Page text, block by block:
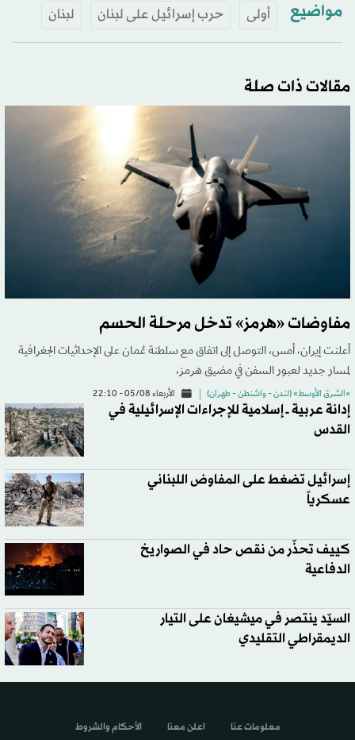
مواضيع أولى حرب إسرائيل على لبنان لبنان
مقالات ذات صلة
مفاوضات «هرمز» تدخل مرحلة الحسم
أعلنت إيران، أمس، التوصل إلى اتفاق مع سلطنة عُمان على الإحداثيات الجغرافية
لمسار جديد لعبور السفن في مضيق هرمز،
«الشرق الأوسط» (لندن - واشنطن - طهران) الأربعاء 05/08 - 22:10
إدانة عربية ــ إسلامية للإجراءات الإسرائيلية في
القدس
إسرائيل تضغط على المفاوض اللبناني
عسكرياً
كييف تحذّر من نقص حاد في الصواريخ
الدفاعية
السيّد ينتصر في ميشيغان على التيار
الديمقراطي التقليدي
معلومات عنا اعلن معنا الأحكام والشروط